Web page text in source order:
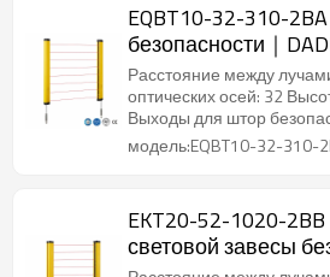
EQBT10-32-310-
безопасности｜
Расстояние между
оптических осей: 32
Выходы для штор
модель:EQBT10-32-310-
EKT20-52-1020-
световой завесы